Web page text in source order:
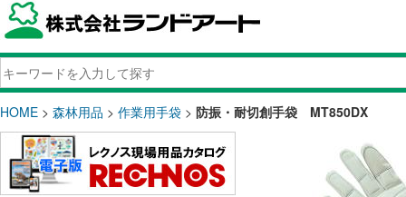
HOME > 森林用品 > 作業用手袋 > 防振・耐切創手袋 MT850DX